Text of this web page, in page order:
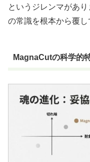
というジレンマがあ
の常識を根本から覆し
MagnaCutの科学的